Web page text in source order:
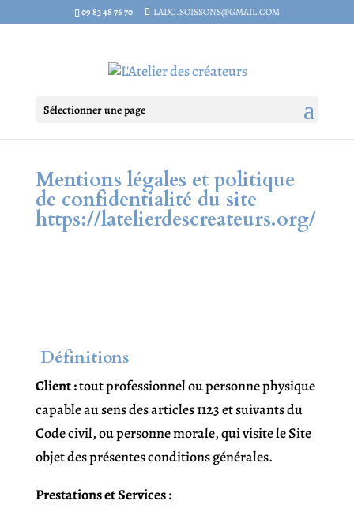
09 83 48 76 70 LADC.SOISSONS@GMAIL.COM
Sélectionner une page
Mentions légales et politique
de confidentialité du site
https://latelierdescreateurs.org/
Définitions
Client :tout professionnel ou personne physique
capable au sens des articles 1123 et suivants du
Code civil, ou personne morale, qui visite le Site
objet des présentes conditions générales.
Prestations et Services :